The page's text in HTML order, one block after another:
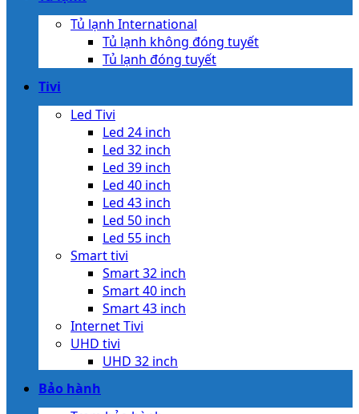
Tủ lạnh International
Tủ lạnh không đóng tuyết
Tủ lạnh đóng tuyết
Tivi
Led Tivi
Led 24 inch
Led 32 inch
Led 39 inch
Led 40 inch
Led 43 inch
Led 50 inch
Led 55 inch
Smart tivi
Smart 32 inch
Smart 40 inch
Smart 43 inch
Internet Tivi
UHD tivi
UHD 32 inch
Bảo hành